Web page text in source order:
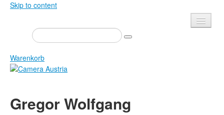
Skip to content
Presse
Veranstaltungen
Newsletter
Über uns
Warenkorb
Zeitschrift
Gregor Wolfgang